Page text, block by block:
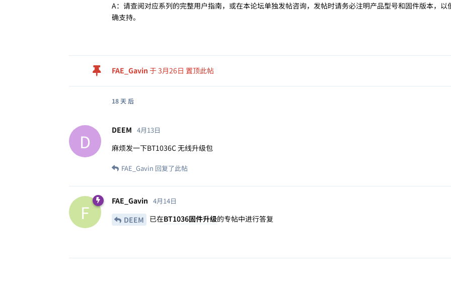
A：请查阅对应系列的完整用户指南，或在本论坛单独发帖咨询，发帖时请务必注明产品型号和固件版本，以
确支持。
FAE_Gavin 于3月26日 置顶此帖
18 天 后
D DEEM 4月13日
麻烦发一下BT1036C 无线升级包
FAE_Gavin 回复了此帖
F FAE_Gavin 4月14日
DEEM 已在BT1036固件升级的专帖中进行答复